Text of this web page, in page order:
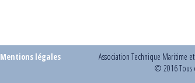
Mentions légales
Association Technique Maritime
© 2016 Tous